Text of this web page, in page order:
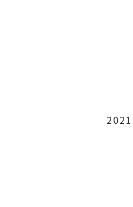
2021